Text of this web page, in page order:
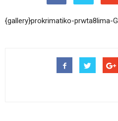
{gallery}prokrimatiko-prwta8lima-